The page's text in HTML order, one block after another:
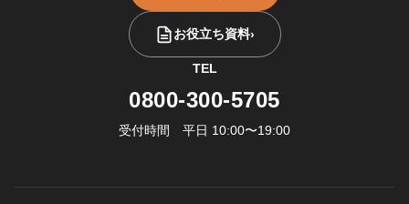
お役立ち資料›
TEL
0800-300-5705
受付時間 平日 10:00〜19:00